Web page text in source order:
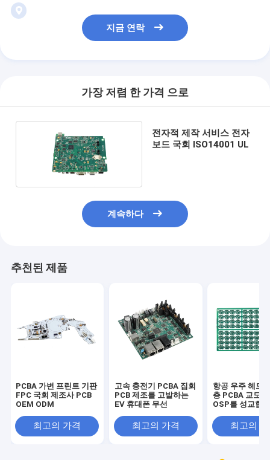
지금 연락
가장 저렴 한 가격 으로
전자적 제작 서비스 전자
보드 국회 ISO14001 UL
계속하다
추천된 제품
PCBA 가변 프린트 기판
FPC 국회 제조사 PCB
OEM ODM
최고의 가격
고속 충전기 PCBA 집회
PCB 제조를 고발하는
EV 휴대폰 무선
최고의 가격
항공 우주 헤드
층 PCBA 교도
OSP를 성교합
최고의